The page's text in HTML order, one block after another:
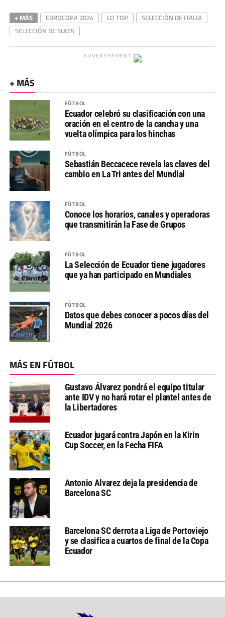
+ MÁS EUROCOPA 2024 LO TOP
SELECCIÓN DE ITALIA
SELECCIÓN DE SUIZA
ADVERTISEMENT
+ MÁS
FÚTBOL
Ecuador celebró su clasificación con una
oración en el centro de la cancha y una
vuelta olímpica para los hinchas
FÚTBOL
Sebastián Beccacece revela las claves del
cambio en La Tri antes del Mundial
FÚTBOL
Conoce los horarios, canales y operadoras
que transmitirán la Fase de Grupos
FÚTBOL
La Selección de Ecuador tiene jugadores
que ya han participado en Mundiales
FÚTBOL
Datos que debes conocer a pocos días del
Mundial 2026
MÁS EN FÚTBOL
Gustavo Álvarez pondrá el equipo titular
ante IDV y no hará rotar el plantel antes de
la Libertadores
Ecuador jugará contra Japón en la Kirin
Cup Soccer, en la Fecha FIFA
Antonio Alvarez deja la presidencia de
Barcelona SC
Barcelona SC derrota a Liga de Portoviejo
y se clasifica a cuartos de final de la Copa
Ecuador